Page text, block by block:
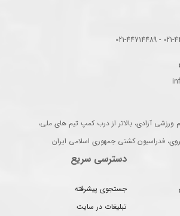
ورزشی آزادی، بالاتر از درب کمپ تیم های ملی،
فدراسیون کشتی جمهوری اسلامی ایران
دسترسی سریع
جستجوی پیشرفته
تبلیغات در سایت